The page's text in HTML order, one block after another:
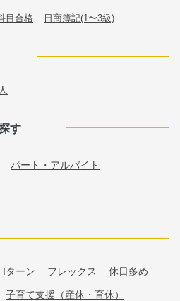
目合格 日商簿記(1〜3級)
す
パート・アルバイト
Iターン フレックス 休日多め
子育て支援（産休・育休）